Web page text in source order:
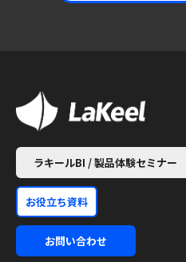
ラキールBI / 製品体験セミナー
お役立ち資料
お問い合わせ